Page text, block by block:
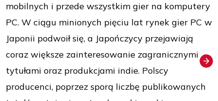
mobilnych i przede wszystkim gier na komputery
PC. W ciągu minionych pięciu lat rynek gier PC w
Japonii podwoił się, a Japończycy przejawiają
coraz większe zainteresowanie zagranicznymi
tytułami oraz produkcjami indie. Polscy
producenci, poprzez sporą liczbę publikowanych